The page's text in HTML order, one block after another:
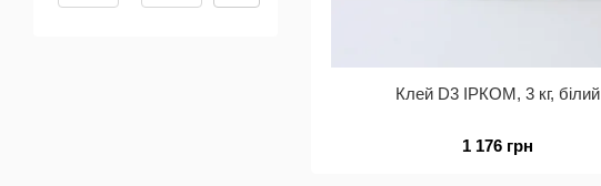
Клей D3 ІРКОМ, 3 кг, білий
1 176 грн